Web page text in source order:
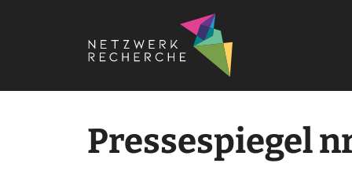
Startseite › Termine › Konferenzen
Pressespiegel